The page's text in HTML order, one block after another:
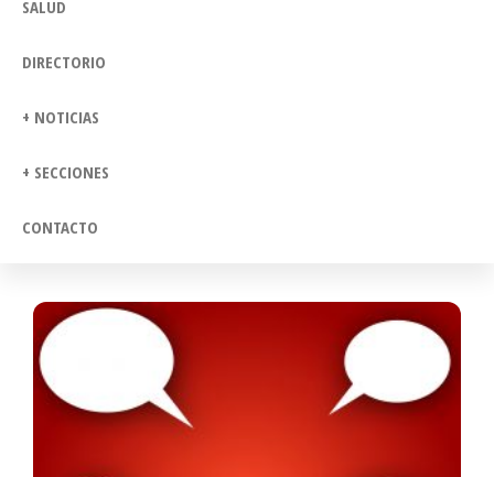
SALUD
DIRECTORIO
+ NOTICIAS
+ SECCIONES
CONTACTO